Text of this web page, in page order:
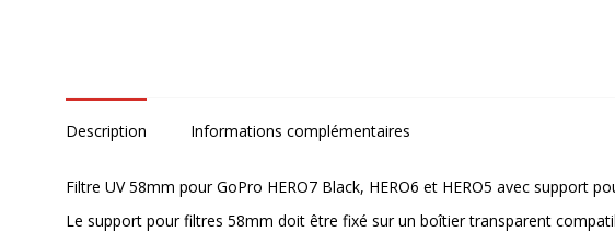
Description Informations complémentaires
Filtre UV 58mm pour GoPro HERO7 Black, HERO6 et HERO5 avec support
Le support pour filtres 58mm doit être fixé sur un boîtier transparent